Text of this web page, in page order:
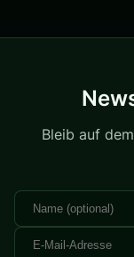
Bleib auf